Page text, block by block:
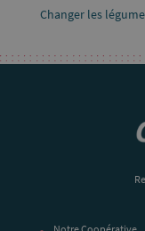
Changer les